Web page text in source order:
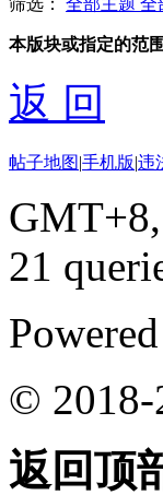
本版块或指定的范
返 回
帖子地图|手机版|违
21
© 2018-
返回顶